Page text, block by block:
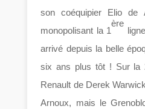
son coéquipier Elio de
monopolisant la 1
ère
arrivé depuis la belle
six ans plus tôt ! Sur la
Renault de Derek
Arnoux, mais le